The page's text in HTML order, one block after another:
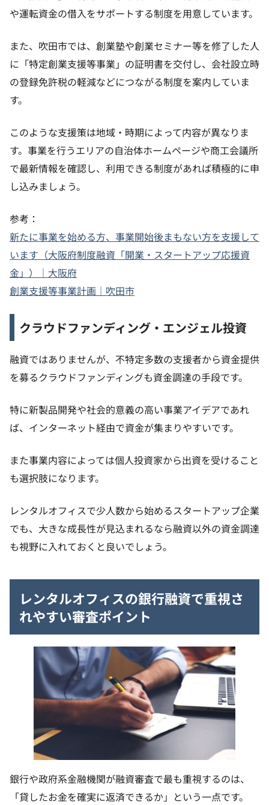
や運転資金の借入をサポートする制度を用意しています。
また、吹田市では、創業塾や創業セミナー等を修了した人
に「特定創業支援等事業」の証明書を交付し、会社設立時
の登録免許税の軽減などにつながる制度を案内していま
す。
このような支援策は地域・時期によって内容が異なりま
す。事業を行うエリアの自治体ホームページや商工会議所
で最新情報を確認し、利用できる制度があれば積極的に申
し込みましょう。
参考：
新たに事業を始める方、事業開始後まもない方を支援して
います（大阪府制度融資「開業・スタートアップ応援資
金」）｜大阪府
創業支援等事業計画｜吹田市
クラウドファンディング・エンジェル投資
融資ではありませんが、不特定多数の支援者から資金提供
を募るクラウドファンディングも資金調達の手段です。
特に新製品開発や社会的意義の高い事業アイデアであれ
ば、インターネット経由で資金が集まりやすいです。
また事業内容によっては個人投資家から出資を受けること
も選択肢になります。
レンタルオフィスで少人数から始めるスタートアップ企業
でも、大きな成長性が見込まれるなら融資以外の資金調達
も視野に入れておくと良いでしょう。
レンタルオフィスの銀行融資で重視さ
れやすい審査ポイント
銀行や政府系金融機関が融資審査で最も重視するのは、
「貸したお金を確実に返済できるか」という一点です。